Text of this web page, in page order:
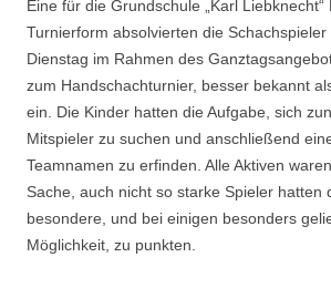
Eine für die Grundschule „Karl
Turnierform absolvierten die Schachspieler
Dienstag im Rahmen des
zum Handschachturnier, besser bekannt
ein. Die Kinder hatten die Aufgabe, sich
Mitspieler zu suchen und anschließend
Teamnamen zu erfinden. Alle Aktiven
Sache, auch nicht so starke Spieler hatten
besondere, und bei einigen besonders
Möglichkeit, zu punkten.